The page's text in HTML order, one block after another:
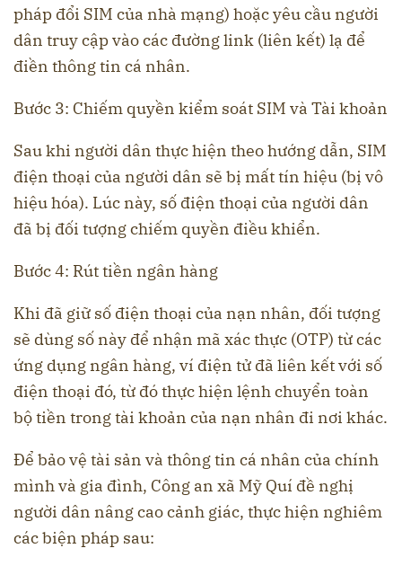
pháp đổi SIM của nhà mạng) hoặc yêu cầu người
dân truy cập vào các đường link (liên kết) lạ để
điền thông tin cá nhân.
Bước 3: Chiếm quyền kiểm soát SIM và Tài khoản
Sau khi người dân thực hiện theo hướng dẫn, SIM
điện thoại của người dân sẽ bị mất tín hiệu (bị vô
hiệu hóa). Lúc này, số điện thoại của người dân
đã bị đối tượng chiếm quyền điều khiển.
Bước 4: Rút tiền ngân hàng
Khi đã giữ số điện thoại của nạn nhân, đối tượng
sẽ dùng số này để nhận mã xác thực (OTP) từ các
ứng dụng ngân hàng, ví điện tử đã liên kết với số
điện thoại đó, từ đó thực hiện lệnh chuyển toàn
bộ tiền trong tài khoản của nạn nhân đi nơi khác.
Để bảo vệ tài sản và thông tin cá nhân của chính
mình và gia đình, Công an xã Mỹ Quí đề nghị
người dân nâng cao cảnh giác, thực hiện nghiêm
các biện pháp sau: